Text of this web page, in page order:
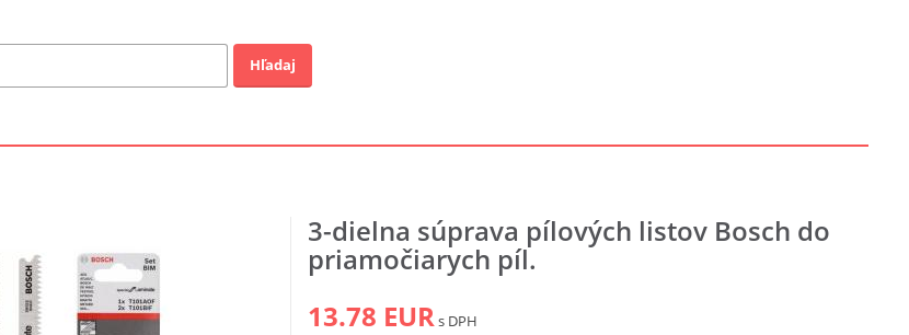
Hľadaj
3-dielna súprava pílových listov Bosch do
priamočiarych píl.
13.78 EURs DPH